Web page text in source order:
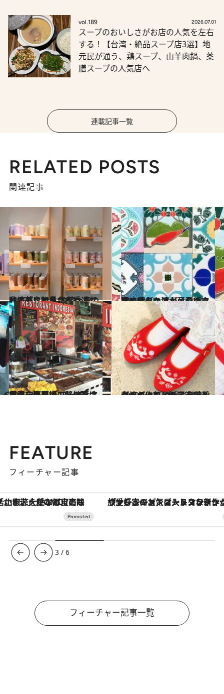
vol.189 2026.07.01
スープのおいしさがお店の人気を左右
する！【台湾・絶品スープ店3選】地
元民が通う、鶏スープ、山羊肉鍋、薬
膳スープの人気店へ
連載記事一覧
RELATED POSTS
関連記事
2019.10.22
味もパッケージも秀逸な台湾茶を発見 台湾土産のリストに加えなきゃ！
旅＆お出かけ 2019.8.7
褒められ台湾土産の新定番になる!? マジョリカタイル柄グッズが可愛い
旅＆お出かけ
2019.7.4
台北・繁華街の路地裏に異国を発見！ コーディネーターが穴場エリアをナビ
旅＆お出かけ 2019.5.22
台湾の人気イラストレーターが作る “童話”刺繍靴がかわいいと話題沸騰！
旅＆お出かけ
FEATURE
フィーチャー記事
ヴァシュロン・コンスタンタン「オーヴァーシーズ・オートマティック」。旅愛好家のお気に入りコレクションから、ジェンダーレスな新作が登場 【夏限定ディナーコース】旬を
3 /6
フィーチャー記事一覧